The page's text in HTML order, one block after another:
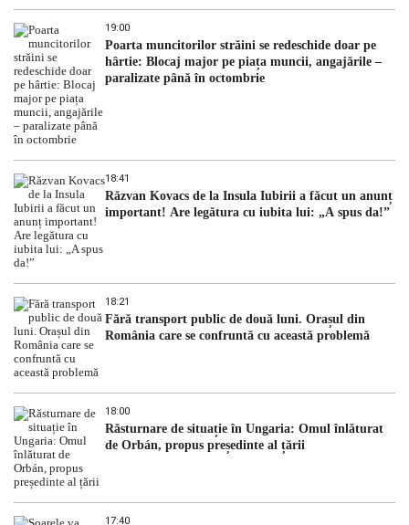
19:00
Poarta muncitorilor străini se redeschide doar pe
hârtie: Blocaj major pe piața muncii, angajările –
paralizate până în octombrie
18:41
Răzvan Kovacs de la Insula Iubirii a făcut un anunț
important! Are legătura cu iubita lui: „A spus da!”
18:21
Fără transport public de două luni. Orașul din
România care se confruntă cu această problemă
18:00
Răsturnare de situație în Ungaria: Omul înlăturat
de Orbán, propus președinte al țării
17:40